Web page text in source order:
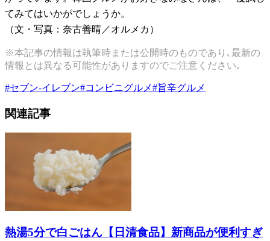
てみてはいかがでしょうか。
（文・写真：奈古善晴／オルメカ）
※本記事の情報は執筆時または公開時のものであり､最新の
情報とは異なる可能性がありますのでご注意ください｡
#セブン-イレブン#コンビニグルメ#旨辛グルメ
関連記事
熱湯5分で白ごはん【日清食品】新商品が便利すぎ